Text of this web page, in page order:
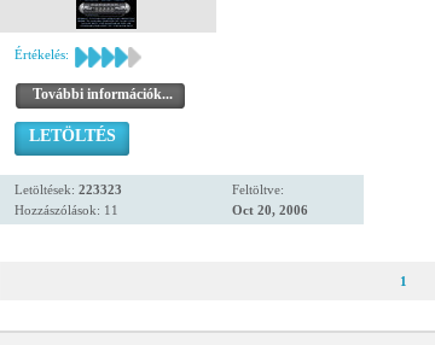
Értékelés:
További információk...
LETÖLTÉS
Letöltések: 223323
Hozzászólások: 11
Feltöltve:
Oct 20, 2006
1